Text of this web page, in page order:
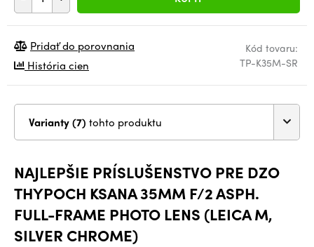
Kód tovaru:
TP-K35M-SR
Pridať do porovnania
História cien
Varianty (7) tohto produktu
NAJLEPŠIE PRÍSLUŠENSTVO PRE DZO
THYPOCH KSANA 35MM F/2 ASPH.
FULL-FRAME PHOTO LENS (LEICA M,
SILVER CHROME)